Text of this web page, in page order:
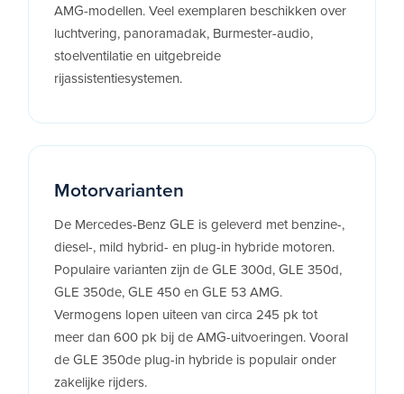
AMG-modellen. Veel exemplaren beschikken over
luchtvering, panoramadak, Burmester-audio,
stoelventilatie en uitgebreide
rijassistentiesystemen.
Motorvarianten
De Mercedes-Benz GLE is geleverd met benzine-,
diesel-, mild hybrid- en plug-in hybride motoren.
Populaire varianten zijn de GLE 300d, GLE 350d,
GLE 350de, GLE 450 en GLE 53 AMG.
Vermogens lopen uiteen van circa 245 pk tot
meer dan 600 pk bij de AMG-uitvoeringen. Vooral
de GLE 350de plug-in hybride is populair onder
zakelijke rijders.